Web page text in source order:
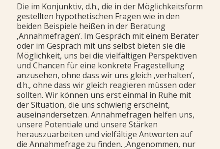
Die im Konjunktiv, d.h., die in der Möglichkeitsform
gestellten hypothetischen Fragen wie in den
beiden Beispiele heißen in der Beratung
‚Annahmefragen‘. Im Gespräch mit einem Berater
oder im Gespräch mit uns selbst bieten sie die
Möglichkeit, uns bei die vielfältigen Perspektiven
und Chancen für eine konkrete Fragestellung
anzusehen, ohne dass wir uns gleich ‚verhalten‘,
d.h., ohne dass wir gleich reagieren müssen oder
sollten. Wir können uns erst einmal in Ruhe mit
der Situation, die uns schwierig erscheint,
auseinandersetzen. Annahmefragen helfen uns,
unsere Potentiale und unsere Stärken
herauszuarbeiten und vielfältige Antworten auf
die Annahmefrage zu finden. ‚Angenommen, nur